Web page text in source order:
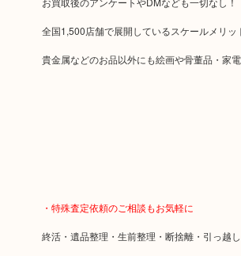
全国1,500店舗で展開しているスケールメリッ
貴金属などのお品以外にも絵画や骨董品・家
・特殊査定依頼のご相談もお気軽に
終活・遺品整理・生前整理・断捨離・引っ越し